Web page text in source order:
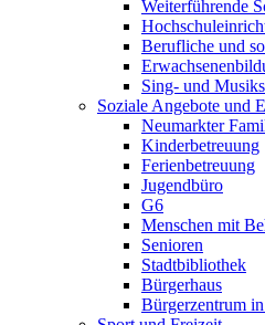
Weiterführende
Berufliche und
Sing- und
Soziale Angebote und
Neumarkter
Kinderbetreuung
Ferienbetreuung
Jugendbüro
G6
Menschen mit
Senioren
Stadtbibliothek
Bürgerhaus
Bürgerzentrum